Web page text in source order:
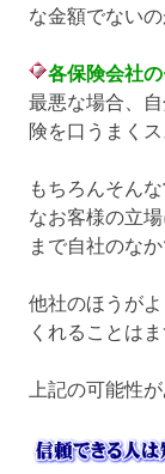
な金額でないの
各保険会社
最悪な場合、
険を口うまく
もちろんそん
なお客様の立
まで自社のな
他社のほうが
くれることは
上記の可能性